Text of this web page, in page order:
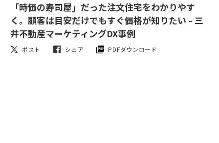
「時価の寿司屋」だった注文住宅をわかりやす
く。顧客は目安だけでもすぐ価格が知りたい - 三
井不動産マーケティングDX事例
ポスト シェア PDFダウンロード